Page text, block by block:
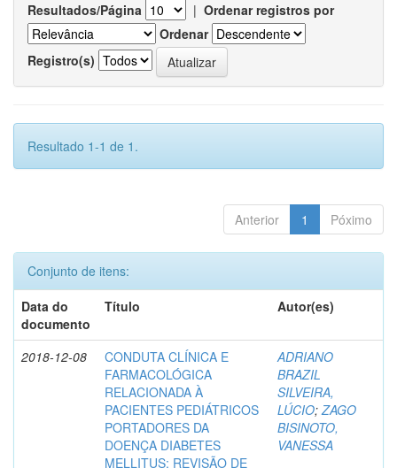
Resultados/Página | Ordenar registros por
Ordenar
Registro(s)
Resultado 1-1 de 1.
Anterior 1 Póximo
Conjunto de itens:
Data do
documento
Título Autor(es)
2018-12-08
CONDUTA CLÍNICA E
FARMACOLÓGICA
RELACIONADA À
PACIENTES PEDIÁTRICOS
PORTADORES DA
DOENÇA DIABETES
MELLITUS: REVISÃO DE
ADRIANO
BRAZIL
SILVEIRA,
LÚCIO;ZAGO
BISINOTO,
VANESSA